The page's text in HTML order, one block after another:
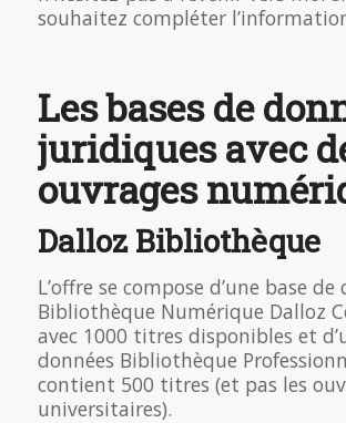
souhaitez compléter
Les bases de
juridiques avec
ouvrages
Dalloz Bibliothèque
L’offre se compose d’une base
Bibliothèque Numérique Dalloz
avec 1000 titres disponibles et
données Bibliothèque
contient 500 titres (et pas les
universitaires).